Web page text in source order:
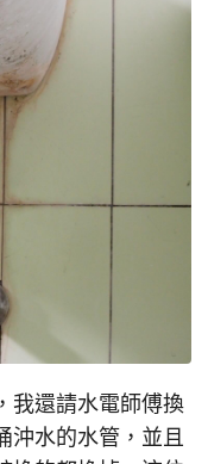
我還請水電師傅換
沖水的水管，並且